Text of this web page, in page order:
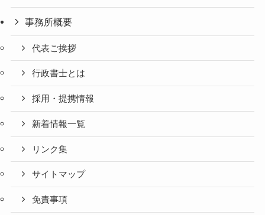
事務所概要
代表ご挨拶
行政書士とは
採用・提携情報
新着情報一覧
リンク集
サイトマップ
免責事項